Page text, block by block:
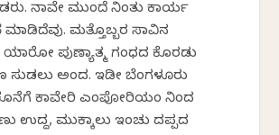
ನಾವೇ ಮುಂದೆ ನಿಂತು ಕಾರ್ಯ
ಮತ್ತೊಬ್ಬರ ಸಾವಿನ
ಪುಣ್ಯಾತ್ಮ ಗಂಧದ ಕೊರಡು
ಸುಡಲು ಅಂದ. ಇಡೀ ಬೆಂಗಳೂರು
ಕಾವೇರಿ ಎಂಪೋರಿಯಂ ನಿಂದ
ಉದ್ದ, ಮುಕ್ಕಾಲು ಇಂಚು ದಪ್ಪದ